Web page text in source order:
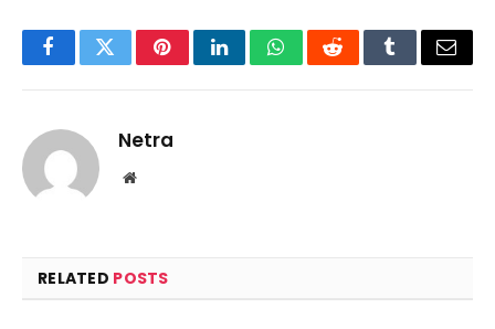
FacebookTwitterPinterestLinkedInWhatsAppRedditTumblrEmail
Netra
Website
RELATED POSTS